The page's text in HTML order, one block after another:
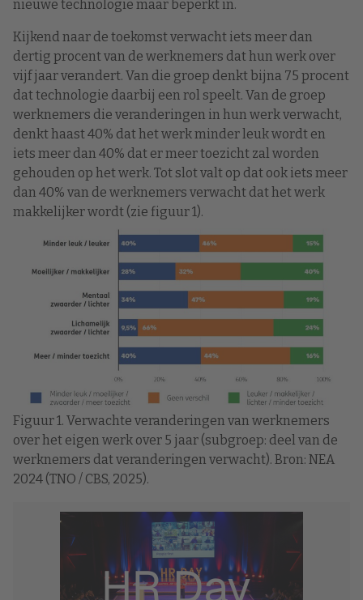
nieuwe technologie maar beperkt in.
Kijkend naar de toekomst verwacht iets meer dan
dertig procent van de werknemers dat hun werk over
vijf jaar verandert. Van die groep denkt bijna 75 procent
dat technologie daarbij een rol speelt. Van de groep
werknemers die veranderingen in hun werk verwacht,
denkt haast 40% dat het werk minder leuk wordt en
iets meer dan 40% dat er meer toezicht zal worden
gehouden op het werk. Tot slot valt op dat ook iets meer
dan 40% van de werknemers verwacht dat het werk
makkelijker wordt (zie figuur 1).
Figuur 1. Verwachte veranderingen van werknemers
over het eigen werk over 5 jaar (subgroep: deel van de
werknemers dat veranderingen verwacht). Bron: NEA
2024 (TNO / CBS, 2025).